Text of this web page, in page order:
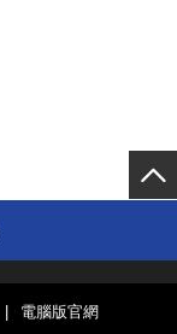
電腦版官網